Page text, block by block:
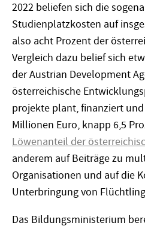
2022 beliefen sich die
Studienplatzkosten auf
also acht Prozent der
Vergleich dazu belief sich
der Austrian Development
österreichische
projekte plant, finanziert
Millionen Euro, knapp 6,5
Löwenanteil der
anderem auf Beiträge zu
Organisationen und auf die
Unterbringung von
Das Bildungsministerium